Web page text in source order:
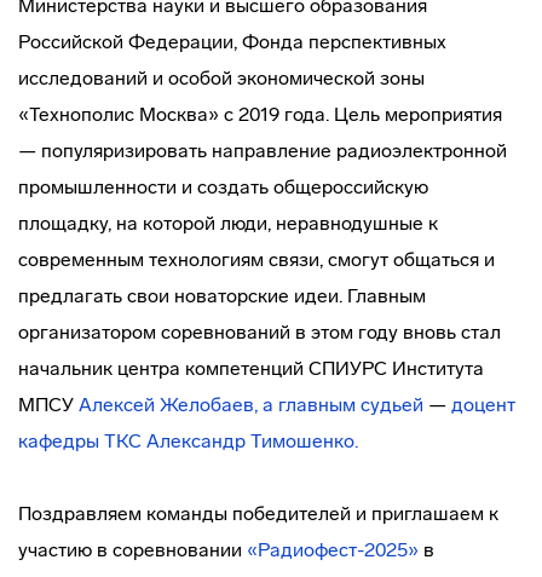
Министерства науки и высшего образования
Российской Федерации, Фонда перспективных
исследований и особой экономической зоны
«Технополис Москва» с 2019 года. Цель мероприятия
— популяризировать направление радиоэлектронной
промышленности и создать общероссийскую
площадку, на которой люди, неравнодушные к
современным технологиям связи, смогут общаться и
предлагать свои новаторские идеи. Главным
организатором соревнований в этом году вновь стал
начальник центра компетенций СПИУРС Института
МПСУ Алексей Желобаев, а главным судьей — доцент
кафедры ТКС Александр Тимошенко.
Поздравляем команды победителей и приглашаем к
участию в соревновании «Радиофест-2025» в